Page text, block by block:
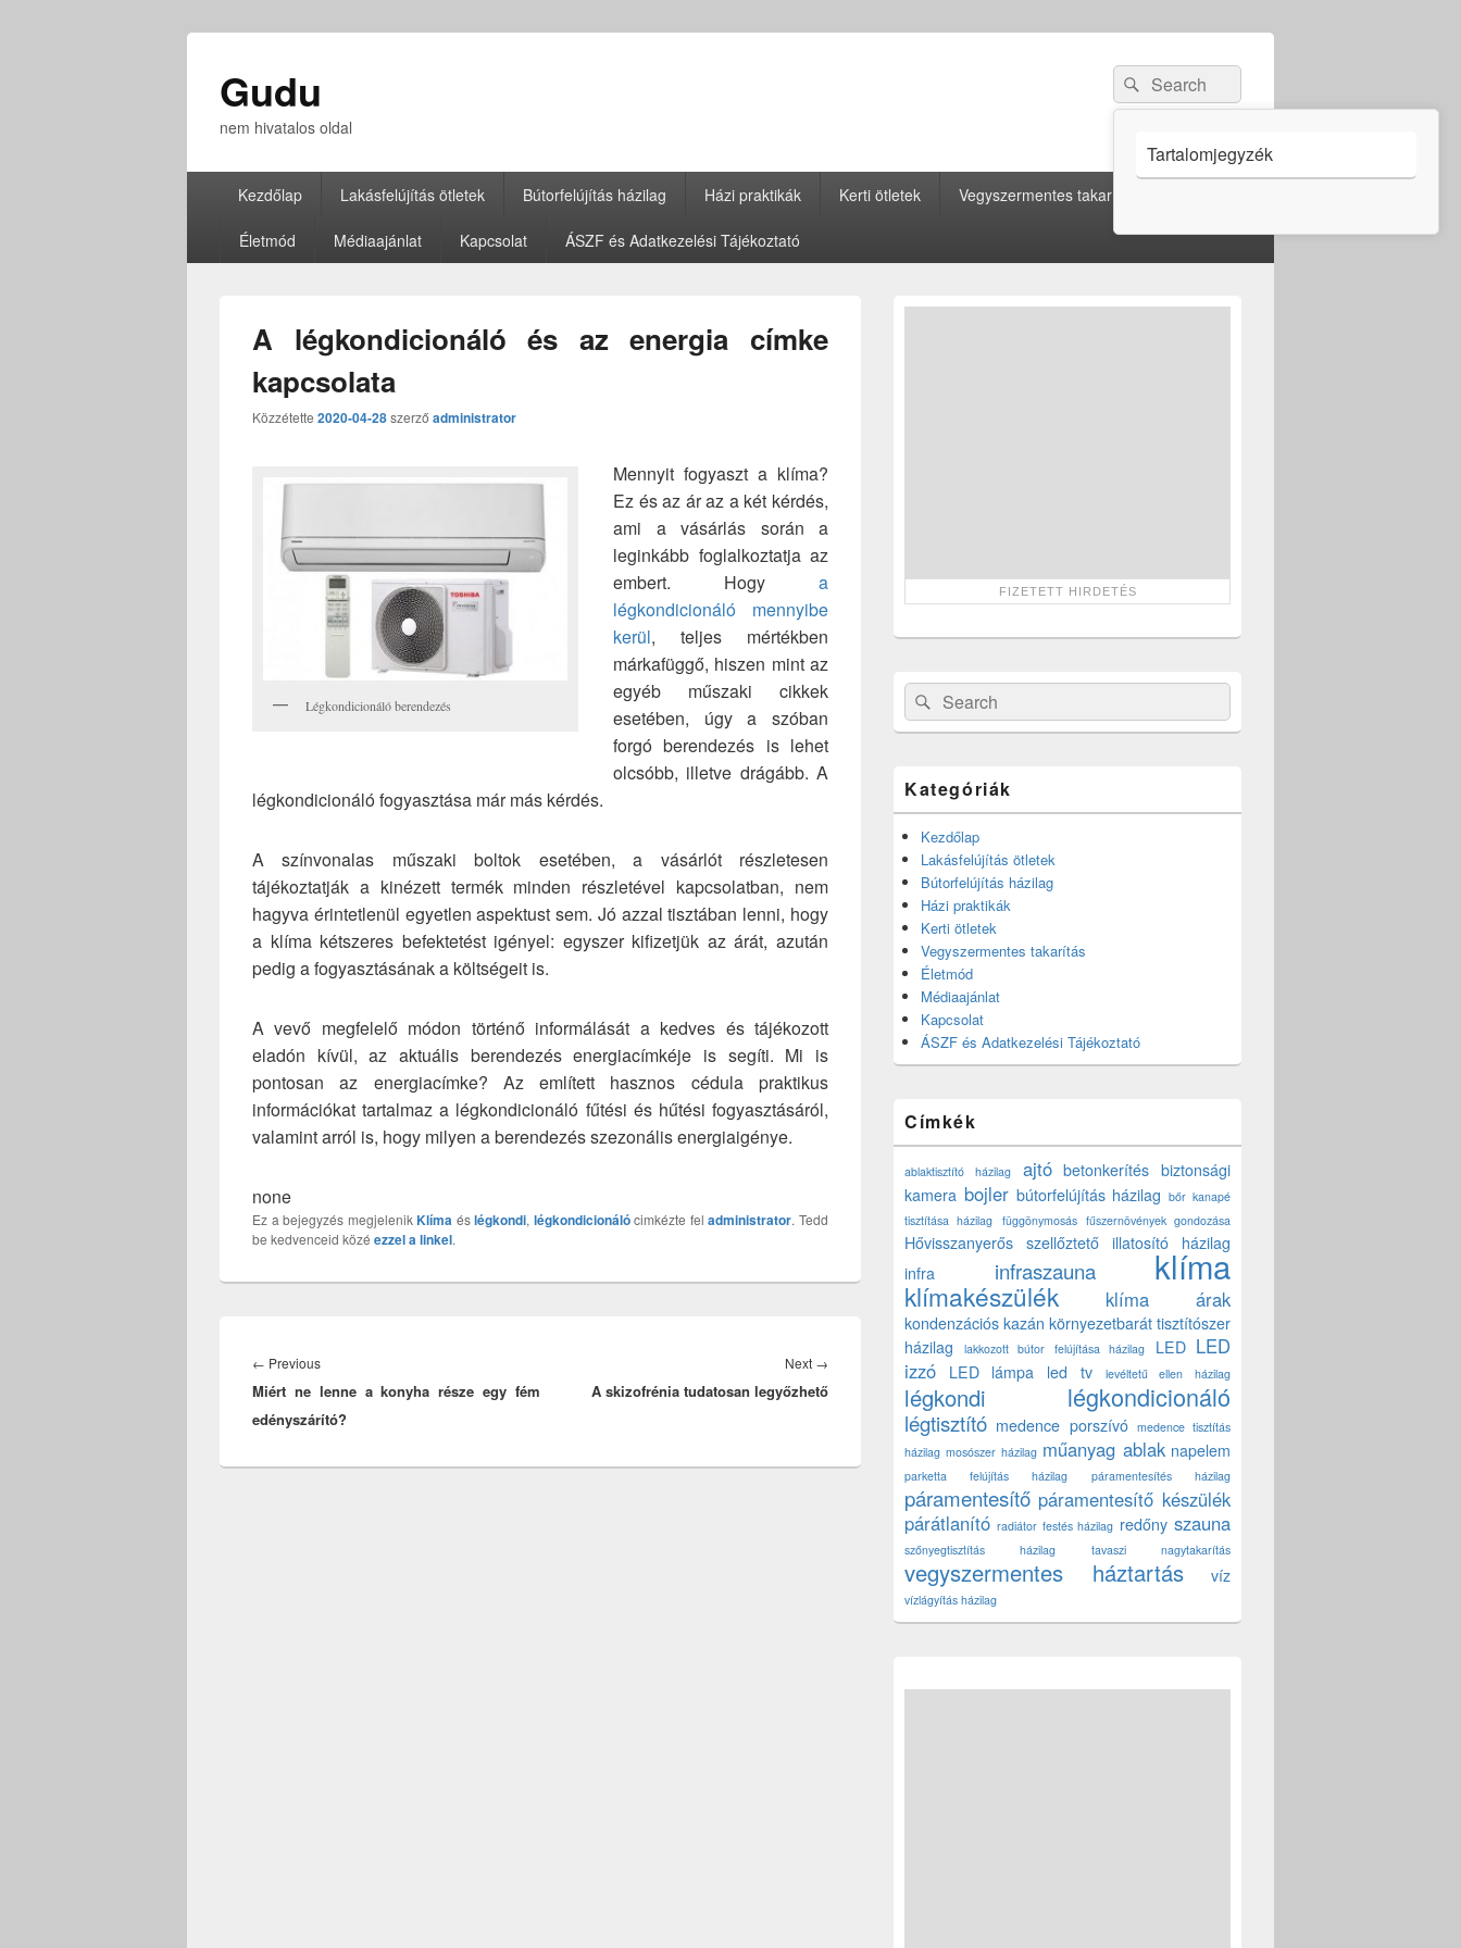
Gudu
nem hivatalos oldal
Search
for:
Search
Kezdőlap Lakásfelújítás ötletek Bútorfelújítás házilag Házi praktikák Kerti ötletek Vegyszermentes takarítás
Életmód Médiaajánlat Kapcsolat ÁSZF és Adatkezelési Tájékoztató
A légkondicionáló és az energia címke
kapcsolata
Közzétette 2020-04-28szerző administrator
Légkondicionáló berendezés
Mennyit fogyaszt a klíma?
Ez és az ár az a két kérdés,
ami a vásárlás során a
leginkább foglalkoztatja az
embert. Hogy a
légkondicionáló mennyibe
kerül, teljes mértékben
márkafüggő, hiszen mint az
egyéb műszaki cikkek
esetében, úgy a szóban
forgó berendezés is lehet
olcsóbb, illetve drágább. A
légkondicionáló fogyasztása már más kérdés.
A színvonalas műszaki boltok esetében, a vásárlót részletesen
tájékoztatják a kinézett termék minden részletével kapcsolatban, nem
hagyva érintetlenül egyetlen aspektust sem. Jó azzal tisztában lenni, hogy
a klíma kétszeres befektetést igényel: egyszer kifizetjük az árát, azután
pedig a fogyasztásának a költségeit is.
A vevő megfelelő módon történő informálását a kedves és tájékozott
eladón kívül, az aktuális berendezés energiacímkéje is segíti. Mi is
pontosan az energiacímke? Az említett hasznos cédula praktikus
információkat tartalmaz a légkondicionáló fűtési és hűtési fogyasztásáról,
valamint arról is, hogy milyen a berendezés szezonális energiaigénye.
none
Ez a bejegyzés megjelenikKlíma éslégkondi, légkondicionálócimkézte feladministrator. Tedd
be kedvenceid közé ezzel a linkel.
navigáció
← PreviousPrevious
post:
Miért ne lenne a konyha része egy fém
edényszárító?
Next →
post:
A skizofrénia tudatosan legyőzhető
Primary
Search
for:
Search
Kategóriák
Kezdőlap
Lakásfelújítás ötletek
Bútorfelújítás házilag
Házi praktikák
Kerti ötletek
Vegyszermentes takarítás
Életmód
Médiaajánlat
Kapcsolat
ÁSZF és Adatkezelési Tájékoztató
Címkék
ablaktisztító házilag ajtó betonkerítés biztonsági
kamera bojler bútorfelújítás házilag bőr kanapé
tisztítása házilag függönymosás fűszernövények gondozása
Hővisszanyerős szellőztető illatosító házilag
infra
infraszauna klíma
klímakészülék klíma árak
kondenzációs kazán környezetbarát tisztítószer
házilag
lakkozott bútor felújítása házilag LED LED
izzó
LED lámpa led tv levéltetű ellen házilag
légkondi légkondicionáló
légtisztító medence porszívó medence tisztítás
házilag mosószer házilag műanyag ablak napelem
parketta felújítás házilag páramentesítés házilag
páramentesítő páramentesítő készülék
párátlanító radiátor festés házilag redőny szauna
szőnyegtisztítás házilag tavaszi nagytakarítás
vegyszermentes háztartás víz
vízlágyítás házilag
Tartalomjegyzék